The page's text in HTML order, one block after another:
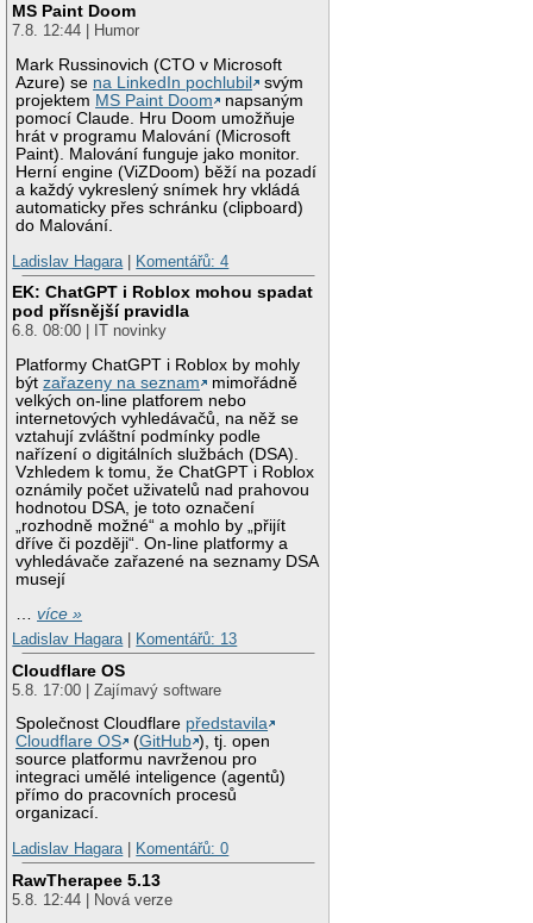
MS Paint Doom
7.8. 12:44 | Humor
Mark Russinovich (CTO v Microsoft
Azure) se na LinkedIn pochlubil
svým
projektem MS Paint Doom
napsaným
pomocí Claude. Hru Doom umožňuje
hrát v programu Malování (Microsoft
Paint). Malování funguje jako monitor.
Herní engine (ViZDoom) běží na pozadí
a každý vykreslený snímek hry vkládá
automaticky přes schránku (clipboard)
do Malování.
Ladislav Hagara | Komentářů: 4
EK: ChatGPT i Roblox mohou spadat
pod přísnější pravidla
6.8. 08:00 | IT novinky
Platformy ChatGPT i Roblox by mohly
býtzařazeny na seznam
mimořádně
velkých on-line platforem nebo
internetových vyhledávačů, na něž se
vztahují zvláštní podmínky podle
nařízení o digitálních službách (DSA).
Vzhledem k tomu, že ChatGPT i Roblox
oznámily počet uživatelů nad prahovou
hodnotou DSA, je toto označení
„rozhodně možné“ a mohlo by „přijít
dříve či později“. On-line platformy a
vyhledávače zařazené na seznamy DSA
musejí
…více »
Ladislav Hagara| Komentářů: 13
Cloudflare OS
5.8. 17:00 | Zajímavý software
Společnost Cloudflare představila
Cloudflare OS
(GitHub ), tj. open
source platformu navrženou pro
integraci umělé inteligence (agentů)
přímo do pracovních procesů
organizací.
Ladislav Hagara| Komentářů: 0
RawTherapee 5.13
5.8. 12:44 | Nová verze